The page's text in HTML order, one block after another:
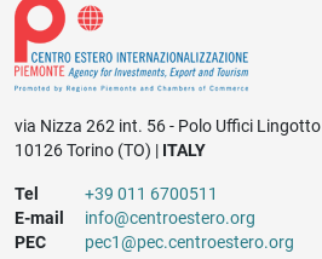
via Nizza 262 int. 56 - Polo Uffici Lingotto
10126 Torino (TO) | ITALY
Tel
+39 011 6700511
E-mail
info@centroestero.org
PEC
pec1@pec.centroestero.org